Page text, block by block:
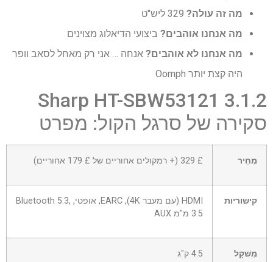
מה זה עולה?
מה אנחנו אוהבים? ביצועי הדיאלוג מצוינים
מה אנחנו לא אוהבים? אנחה … אני רק מאחל לסאב וופר
היה קצת יותר Oomph
Sharp HT-SBW53121 3.1.2
סקירה של סרגל הקול: מפרט
מְחִיר £ 329 (+ רמקולים אחוריים של £ 179 אחוריים)
קישוריות
HDMI (עם מעבר 4K), EARC, אופטי, Bluetooth 5.3,
3.5 מ"מ AUX
מִשׁקָל 4.5 ק"ג